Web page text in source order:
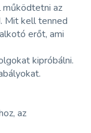
működtetni az
Mit kell tenned
erőt, ami
kipróbálni.
az